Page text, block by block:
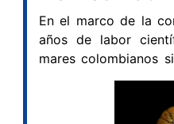
En el marco de la
años de labor
mares colombianos
Nacional
Costeras José